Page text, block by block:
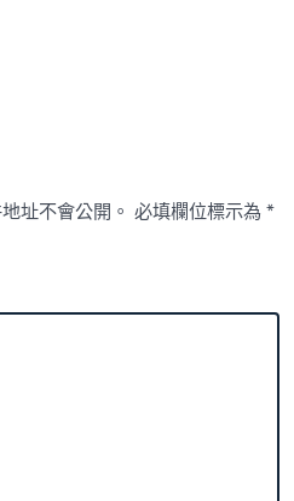
址不會公開。 必填欄位標示為*